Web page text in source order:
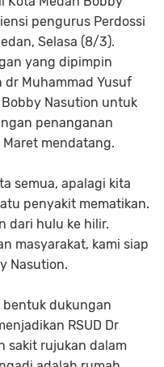
pengurus Perdossi
Selasa (8/3).
yang dipimpin
dr Muhammad Yusuf
Nasution untuk
penanganan
Maret mendatang.
semua, apalagi kita
penyakit mematikan.
dari hulu ke hilir.
masyarakat, kami siap
Nasution.
bentuk dukungan
RSUD Dr
sakit rujukan dalam